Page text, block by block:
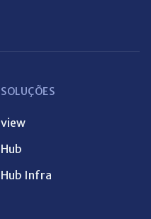
SOLUÇÕES
view
Hub
Hub Infra